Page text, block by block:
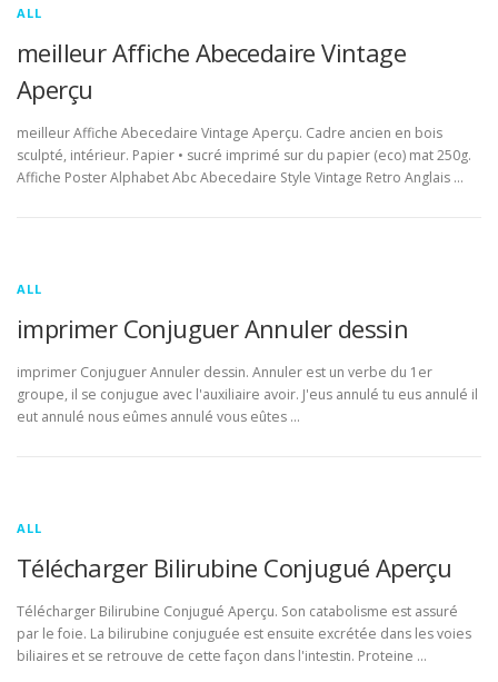
ALL
meilleur Affiche Abecedaire Vintage
Aperçu
meilleur Affiche Abecedaire Vintage Aperçu. Cadre ancien en bois
sculpté, intérieur. Papier • sucré imprimé sur du papier (eco) mat 250g.
Affiche Poster Alphabet Abc Abecedaire Style Vintage Retro Anglais …
ALL
imprimer Conjuguer Annuler dessin
imprimer Conjuguer Annuler dessin. Annuler est un verbe du 1er
groupe, il se conjugue avec l'auxiliaire avoir. J'eus annulé tu eus annulé il
eut annulé nous eûmes annulé vous eûtes …
ALL
Télécharger Bilirubine Conjugué Aperçu
Télécharger Bilirubine Conjugué Aperçu. Son catabolisme est assuré
par le foie. La bilirubine conjuguée est ensuite excrétée dans les voies
biliaires et se retrouve de cette façon dans l'intestin. Proteine …